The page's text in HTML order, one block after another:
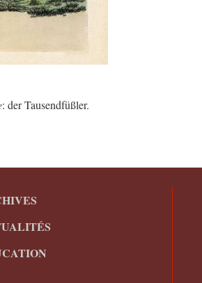
: der Tausendfüßler.